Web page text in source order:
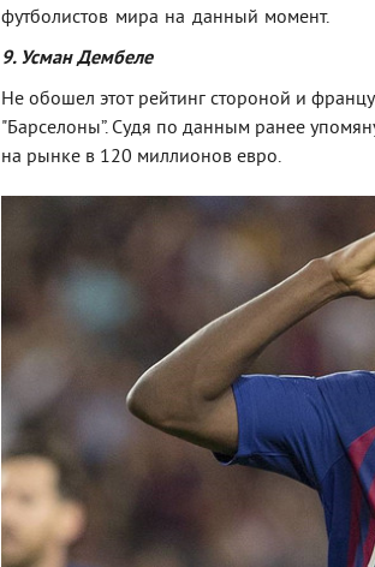
футболистов мира на данный момент.
9. Усман Дембеле
Не обошел этот рейтинг стороной и
"Барселоны”. Судя по данным ранее
на рынке в 120 миллионов евро.